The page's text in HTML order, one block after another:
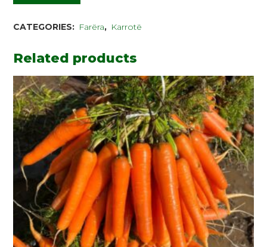
CATEGORIES: Farëra, Karrotë
Related products